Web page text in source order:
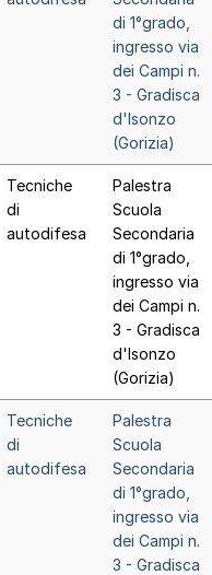
di 1°grado,
ingresso via
dei Campi n.
3 - Gradisca
d'Isonzo
(Gorizia)
Tecniche
di
autodifesa
Palestra
Scuola
Secondaria
di 1°grado,
ingresso via
dei Campi n.
3 - Gradisca
d'Isonzo
(Gorizia)
Tecniche
di
autodifesa
Palestra
Scuola
Secondaria
di 1°grado,
ingresso via
dei Campi n.
3 - Gradisca